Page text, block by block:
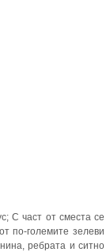
С част от сместа се
по-големите зелеви
ребрата и ситно